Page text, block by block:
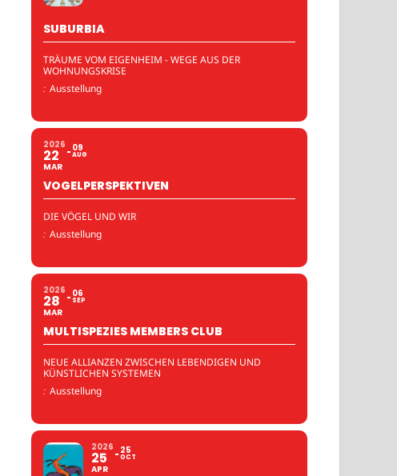
SUBURBIA
TRÄUME VOM EIGENHEIM - WEGE AUS DER
WOHNUNGSKRISE
: Ausstellung
2026
22
MAR
09
AUG
VOGELPERSPEKTIVEN
DIE VÖGEL UND WIR
: Ausstellung
2026
28
MAR
06
SEP
MULTISPEZIES MEMBERS CLUB
NEUE ALLIANZEN ZWISCHEN LEBENDIGEN UND
KÜNSTLICHEN SYSTEMEN
: Ausstellung
2026
25
APR
25
OCT